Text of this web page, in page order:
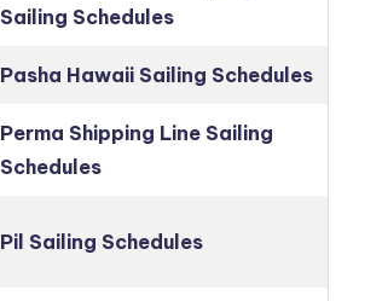
Sailing Schedules
Pasha Hawaii Sailing Schedules
Perma Shipping Line Sailing
Schedules
Pil Sailing Schedules